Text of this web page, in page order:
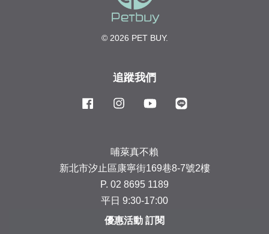
© 2026 PET BUY.
追蹤我們
Facebook Instagram YouTube
哺萊真不賴
新北市汐止區康寧街169巷8-7號2樓
P. 02 8695 1189
平日 9:30-17:00
優惠活動 訂閱